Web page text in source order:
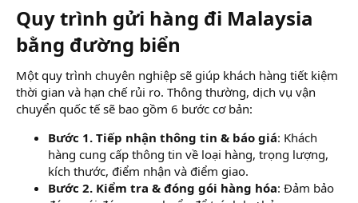
Quy trình gửi hàng đi Malaysia
bằng đường biển​
Một quy trình chuyên nghiệp sẽ giúp khách hàng tiết kiệm
thời gian và hạn chế rủi ro. Thông thường, dịch vụ vận
chuyển quốc tế sẽ bao gồm 6 bước cơ bản:
Bước 1. Tiếp nhận thông tin & báo giá: Khách
hàng cung cấp thông tin về loại hàng, trọng lượng,
kích thước, điểm nhận và điểm giao.
Bước 2. Kiểm tra & đóng gói hàng hóa: Đảm bảo